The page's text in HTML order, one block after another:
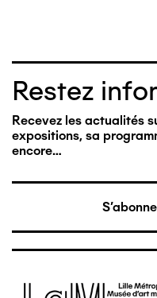
Restez
Recevez les actualités
expositions, sa
encore…
Image